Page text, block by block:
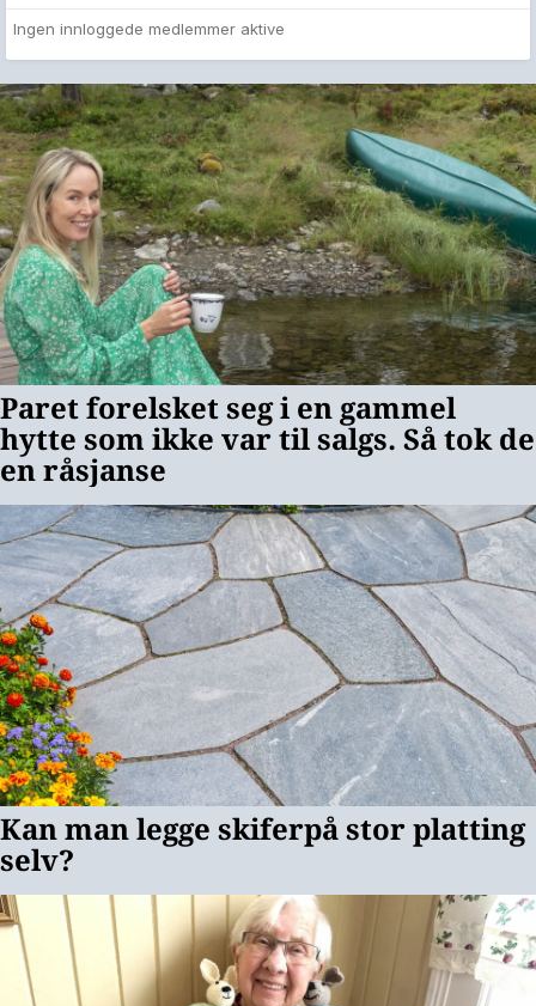
Ingen innloggede medlemmer aktive